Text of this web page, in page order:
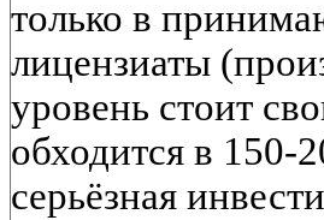
только в
лицензиаты
уровень стоит
обходится в 150-
серьёзная